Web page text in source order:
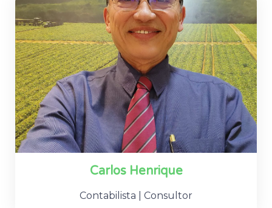
Carlos Henrique
Contabilista | Consultor